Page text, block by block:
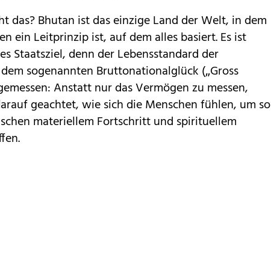
das? Bhutan ist das einzige Land der Welt, in dem
ein Leitprinzip ist, auf dem alles basiert. Es ist
Staatsziel, denn der Lebensstandard der
sogenannten Bruttonationalglück („Gross
Anstatt nur das Vermögen zu messen,
geachtet, wie sich die Menschen fühlen, um so
materiellem Fortschritt und spirituellem